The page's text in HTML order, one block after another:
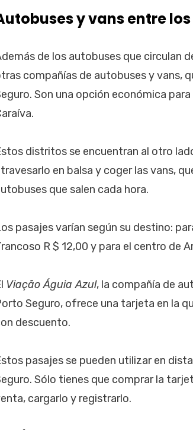
y vans entre
de los autobuses que circulan
compañías de autobuses y vans,
Son una opción económica
distritos se encuentran al otro
en balsa y coger las vans,
que salen cada hora.
pasajes varían según su destino:
R $ 12,00 y para el centro de
Viação Águia Azul, la compañía de
Seguro, ofrece una tarjeta en la
descuento.
pasajes se pueden utilizar en
Sólo tienes que comprar la
cargarlo y registrarlo.